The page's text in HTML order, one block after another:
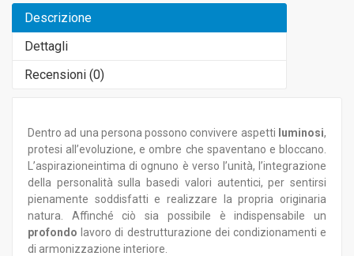
Descrizione
Dettagli
Recensioni (0)
Dentro ad una persona possono convivere aspetti luminosi,
protesi all’evoluzione, e ombre che spaventano e bloccano.
L’aspirazioneintima di ognuno è verso l’unità, l’integrazione
della personalità sulla basedi valori autentici, per sentirsi
pienamente soddisfatti e realizzare la propria originaria
natura. Affinché ciò sia possibile è indispensabile un
profondo lavoro di destrutturazione dei condizionamenti e
di armonizzazione interiore.